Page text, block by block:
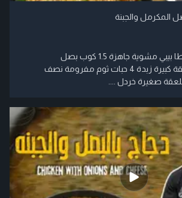
المكرمل والجبنة
المقادير: 1 كيلو بطاطا بيبي مشوية جاهزة 1.5 كوب بصل
مكرمل جاهز 2 ملعقة كبيرة زبدة 4 حبات ثوم مفرومة نصف